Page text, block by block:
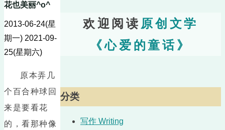
花也美丽^o^
2013-06-24(星
期一) 2021-09-
25(星期六)
原本弄几
个百合种球回
来是要看花
的，看那种像
欢迎阅读 原创文学
《心爱的童话》
分类
写作 Writing